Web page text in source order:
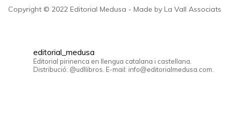
Copyright © 2022 Editorial Medusa - Made by La Vall Associats
editorial_medusa
Editorial pirinenca en llengua catalana i castellana.
Distribució: @udllibros. E-mail: info@editorialmedusa.com.